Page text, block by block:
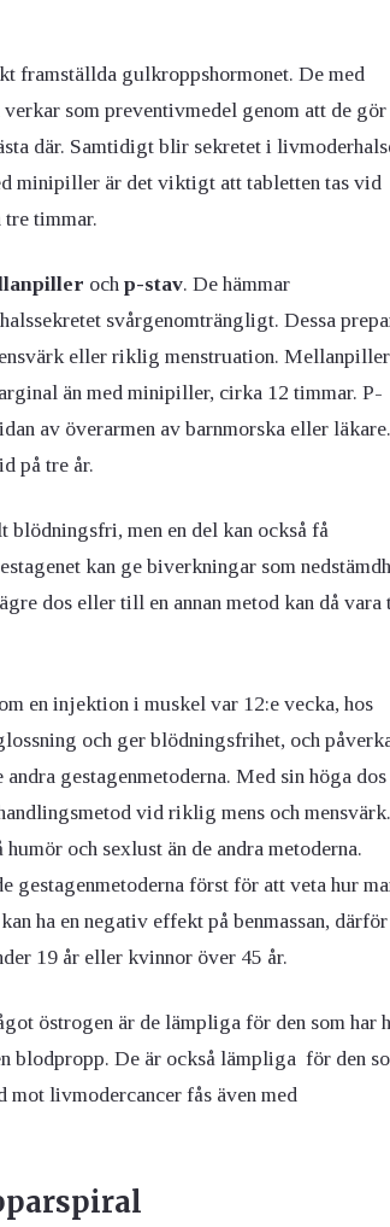
framställda gulkroppshormonet. De med
som preventivmedel genom att de gör
där. Samtidigt blir sekretet i
minipiller är det viktigt att tabletten tas vid
timmar.
och p-stav. De hämmar
svårgenomträngligt. Dessa
eller riklig menstruation.
än med minipiller, cirka 12 timmar. P-
av överarmen av barnmorska eller läkare.
på tre år.
blödningsfri, men en del kan också få
kan ge biverkningar som
dos eller till en annan metod kan då
en injektion i muskel var 12:e vecka, hos
och ger blödningsfrihet, och
gestagenmetoderna. Med sin höga
vid riklig mens och mensvärk.
och sexlust än de andra metoderna.
först för att veta hur
ha en negativ effekt på benmassan,
19 år eller kvinnor över 45 år.
östrogen är de lämpliga för den som har
blodpropp. De är också lämpliga för den
livmodercancer fås även med